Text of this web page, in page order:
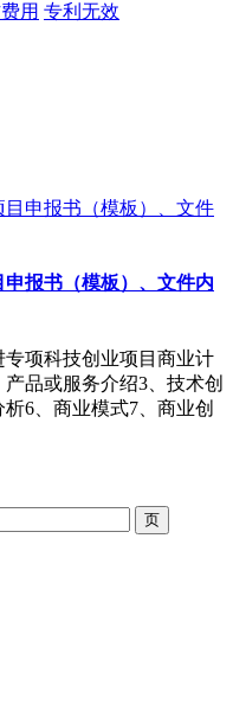
用 专利无效
报书（模板）、文件内
专项科技创业项目商业计
品或服务介绍3、技术创
6、商业模式7、商业创